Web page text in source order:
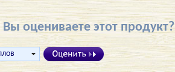
Вы оцениваете этот продукт?